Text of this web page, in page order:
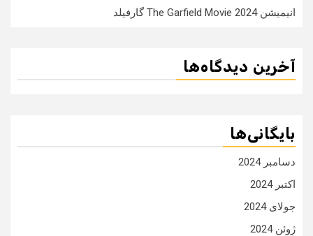
انیمیشن The Garfield Movie 2024 گارفیلد
آخرین دیدگاه‌ها
بایگانی‌ها
دسامبر 2024
اکتبر 2024
جولای 2024
ژوئن 2024